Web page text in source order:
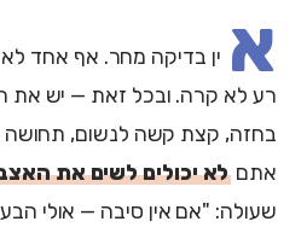
א ין בדיקה מחר. אף אחד
רע לא קרה. ובכל זאת — יש את
בחזה, קצת קשה לנשום,
אתםלא יכולים לשים את
שעולה: "אם אין סיבה — אולי